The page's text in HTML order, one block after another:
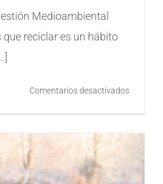
Medioambiental
que reciclar es un hábito
Comentarios desactivadosen
que
mal